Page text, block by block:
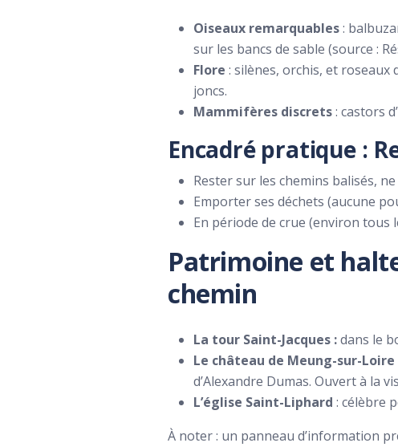
Oiseaux remarquables:
sur les bancs de sable (source :
Flore : silènes, orchis, et roseaux
joncs.
Mammifères discrets: castors
Encadré pratique :
Rester sur les chemins balisés,
Emporter ses déchets (aucune
En période de crue (environ tous
Patrimoine et
chemin
La tour Saint-Jacques :dans le
Le château de Meung-sur-Loire
d’Alexandre Dumas. Ouvert à la
L’église Saint-Liphard : célèbre
À noter : un panneau d’information